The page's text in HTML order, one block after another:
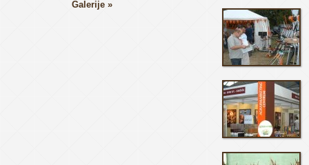
Galerije »